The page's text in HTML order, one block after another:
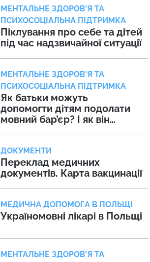
МЕНТАЛЬНЕ ЗДОРОВ'Я ТА
ПСИХОСОЦІАЛЬНА ПІДТРИМКА
Піклування про себе та дітей
під час надзвичайної ситуації
МЕНТАЛЬНЕ ЗДОРОВ'Я ТА
ПСИХОСОЦІАЛЬНА ПІДТРИМКА
Як батьки можуть
допомогти дітям подолати
мовний бар’єр? І як він
ДОКУМЕНТИ
Переклад медичних
документів. Карта вакцинації
МЕДИЧНА ДОПОМОГА В ПОЛЬЩІ
Україномовні лікарі в Польщі
МЕНТАЛЬНЕ ЗДОРОВ'Я ТА